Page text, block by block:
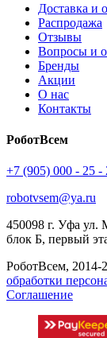
Доставка и
Распродажа
Отзывы
Вопросы и
Бренды
Акции
О нас
Контакты
РоботВсем
+7 (905) 000 - 25 -
robotvsem@ya.ru
450098 г. Уфа ул.
блок Б, первый
РоботВсем, 2014-
обработки
Соглашение